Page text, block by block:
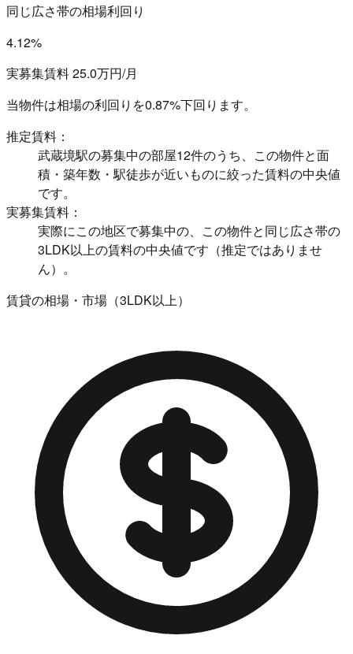
同じ広さ帯の相場利回り
4.12%
実募集賃料 25.0万円/月
当物件は相場の利回りを0.87%下回ります。
推定賃料：
武蔵境駅の募集中の部屋12件のうち、この物件と面
積・築年数・駅徒歩が近いものに絞った賃料の中央値
です。
実募集賃料：
実際にこの地区で募集中の、この物件と同じ広さ帯の
3LDK以上の賃料の中央値です（推定ではありませ
ん）。
賃貸の相場・市場（3LDK以上）